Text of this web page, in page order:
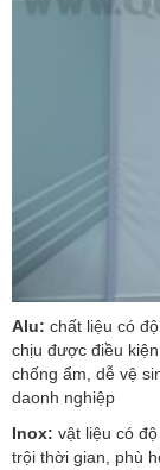
Alu: chất liệu có
chịu được điều
chống ẩm, dễ vệ
daonh nghiệp
Inox: vật liệu có
trội thời gian, phù